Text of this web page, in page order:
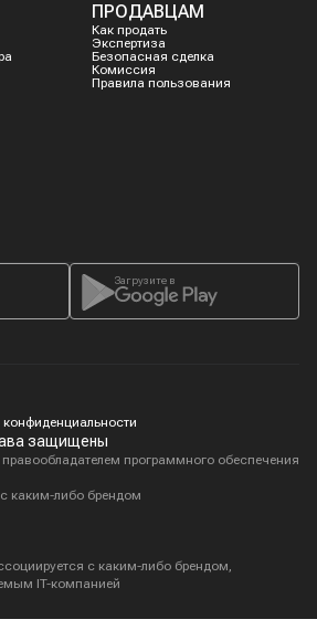
ПРОДАВЦАМ
Как продать
Экспертиза
Безопасная сделка
Комиссия
Правила пользования
Загрузите в
конфиденциальности
защищены
программного обеспечения
каким-либо брендом
с каким-либо брендом,
IT-компанией